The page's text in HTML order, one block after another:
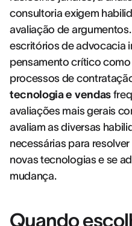
consultoria exigem
avaliação de
escritórios de advocacia
pensamento crítico
processos de
tecnologia e vendas
avaliações mais gerais
avaliam as diversas
necessárias para
novas tecnologias e se
mudança.
Quando